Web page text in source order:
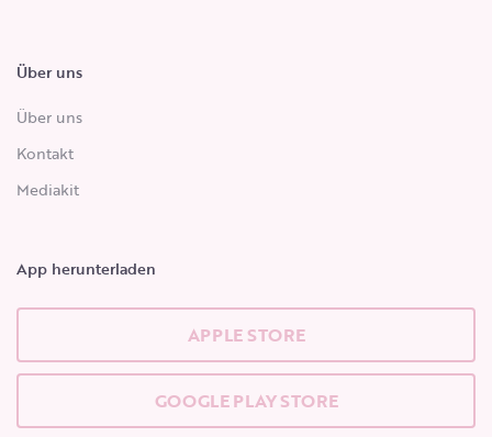
Über uns
Über uns
Kontakt
Mediakit
App herunterladen
APPLE STORE
GOOGLE PLAY STORE